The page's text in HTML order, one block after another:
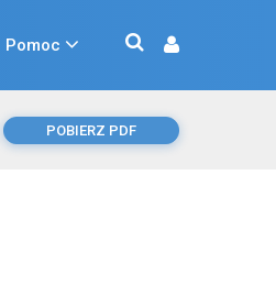
Pomoc
POBIERZ PDF